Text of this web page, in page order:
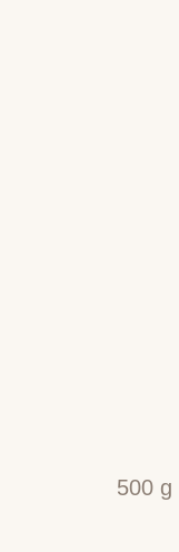
500 g